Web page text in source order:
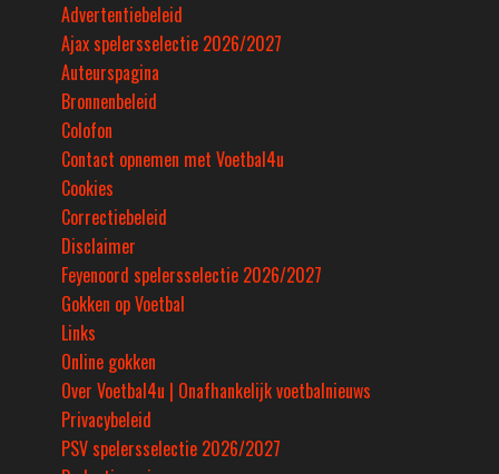
Advertentiebeleid
Ajax spelersselectie 2026/2027
Auteurspagina
Bronnenbeleid
Colofon
Contact opnemen met Voetbal4u
Cookies
Correctiebeleid
Disclaimer
Feyenoord spelersselectie 2026/2027
Gokken op Voetbal
Links
Online gokken
Over Voetbal4u | Onafhankelijk voetbalnieuws
Privacybeleid
PSV spelersselectie 2026/2027